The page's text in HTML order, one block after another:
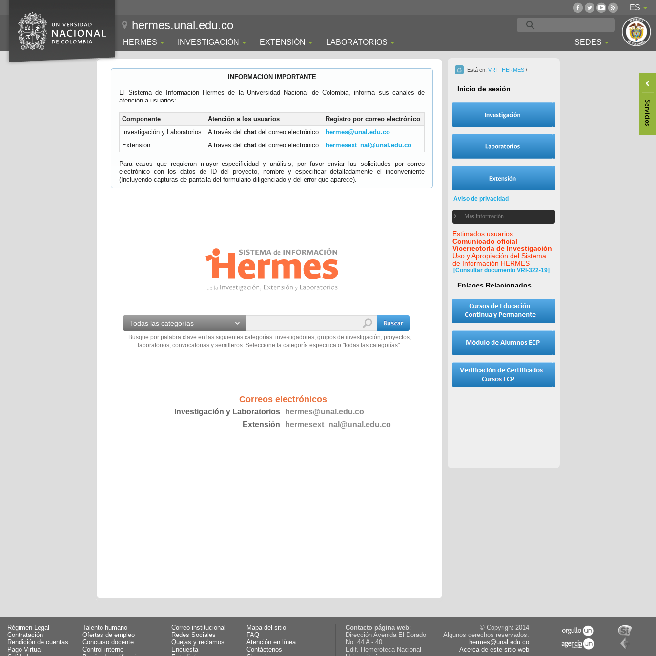
ES
hermes.unal.edu.co
HERMES INVESTIGACIÓN EXTENSIÓN LABORATORIOS SEDES
INFORMACIÓN IMPORTANTE
El Sistema de Información Hermes de la Universidad Nacional de Colombia, informa sus canales de
atención a usuarios:
Componente Atención a los usuarios
Registro por correo electrónico
Investigación y Laboratorios
A través del chatdel correo electrónico
hermes@unal.edu.co
Extensión
A través del chatdel correo electrónico hermesext_nal@unal.edu.co
Para casos que requieran mayor especificidad y análisis, por favor enviar las solicitudes por correo
electrónico con los datos de ID del proyecto, nombre y especificar detalladamente el inconveniente
(Incluyendo capturas de pantalla del formulario diligenciado y del error que aparece).
Todas las categorías
Busque por palabra clave en las siguientes categorías: investigadores, grupos de investigación, proyectos,
laboratorios, convocatorias y semilleros. Seleccione la categoría especifica o "todas las categorías".
Correos electrónicos
Investigación y Laboratorios
hermes@unal.edu.co
Extensión
hermesext_nal@unal.edu.co
Está en: VRI - HERMES /
Inicio de sesión
Aviso de privacidad
Más información
Estimados usuarios.
Comunicado oficial
Vicerrectoría de Investigación
Uso y Apropiación del Sistema
de Información HERMES
[Consultar documento VRI-322-19]
Enlaces Relacionados
Régimen Legal
Talento humano
Contratación
Ofertas de empleo
Rendición de cuentas
Concurso docente
Pago Virtual
Control interno
Correo institucional
Mapa del sitio
Redes Sociales
FAQ
Quejas y reclamos
Atención en línea
Encuesta
Contáctenos
Contacto página web:
Dirección Avenida El Dorado
No. 44 A - 40
Edif. Hemeroteca Nacional
© Copyright 2014
Algunos derechos reservados.
hermes@unal.edu.co
Acerca de este sitio web